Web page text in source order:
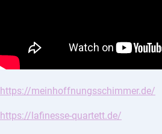
https://meinhoffnungsschimmer.de/
https://lafinesse-quartett.de/